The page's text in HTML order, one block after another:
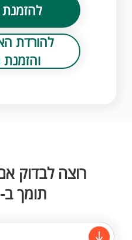
להורדת
רוצה לבדוק
תומך ב- eSIM?